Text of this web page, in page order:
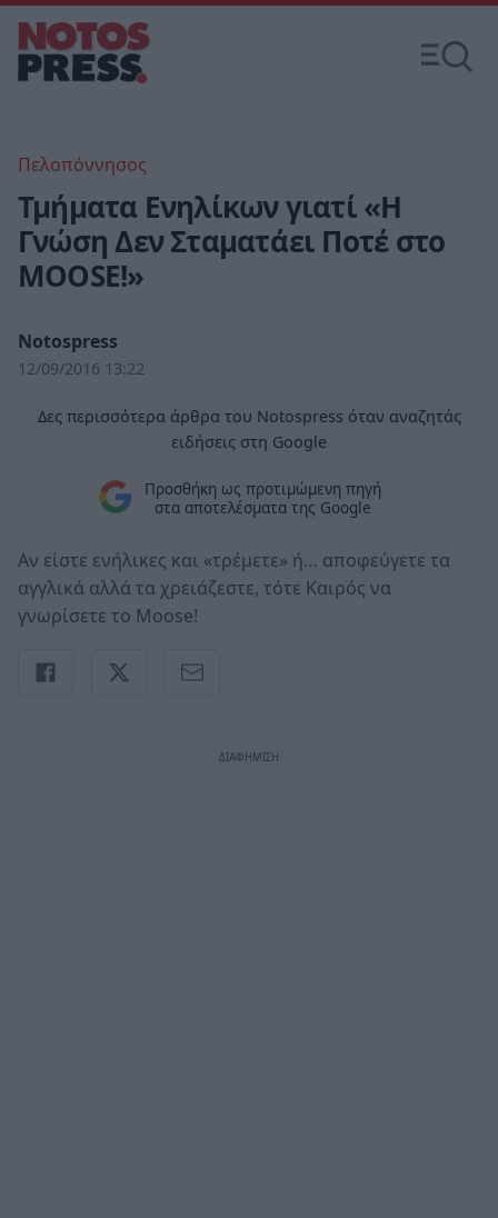
Πελοπόννησος
Τμήματα Ενηλίκων γιατί «Η
Γνώση Δεν Σταματάει Ποτέ στο
MOOSE!»
Notospress
12/09/2016 13:22
Δες περισσότερα άρθρα του Notospress όταν αναζητάς
ειδήσεις στη Google
Προσθήκη ως προτιμώμενη πηγή
στα αποτελέσματα της Google
Αν είστε ενήλικες και «τρέμετε» ή… αποφεύγετε τα
αγγλικά αλλά τα χρειάζεστε, τότε Καιρός να
γνωρίσετε τo Moose!